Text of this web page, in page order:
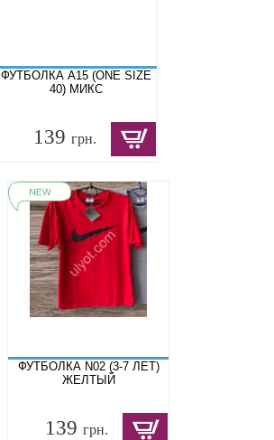
ФУТБОЛКА A15 (ONE SIZE
40) МИКС
139 грн.
ФУТБОЛКА N02 (3-7 ЛЕТ)
ЖЕЛТЫЙ
139 грн.